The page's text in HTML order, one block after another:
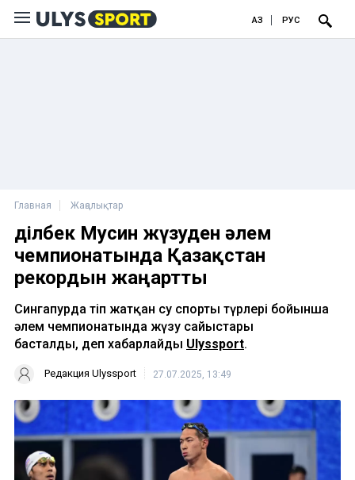
ҚАЗ РУС
Главная Жаңалықтар
Әділбек Мусин жүзуден әлем
чемпионатында Қазақстан
рекордын жаңартты
Сингапурда өтіп жатқан су спорты түрлері бойынша
әлем чемпионатында жүзу сайыстары
басталды, деп хабарлайды Ulyssport.
Редакция Ulyssport 27.07.2025, 13:49